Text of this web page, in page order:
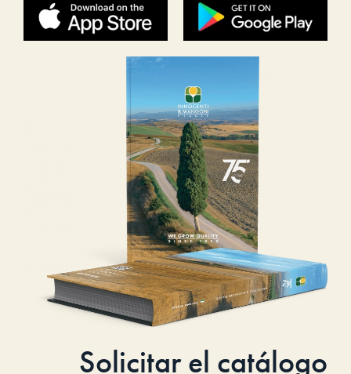
Solicitar el catálogo